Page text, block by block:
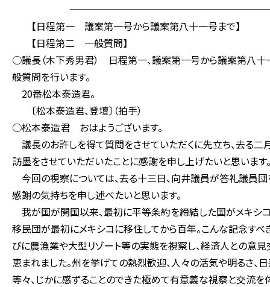
【日程第一 議案第一号から議案第八十一号まで】
【日程第二 一般質問】
○議長（木下秀男君） 日程第一、議案第一号から議案第八十
般質問を行います。
20番松本泰造君。
〔松本泰造君、登壇〕（拍手）
○松本泰造君 おはようございます。
議長のお許しを得て質問をさせていただくに先立ち、去る
訪墨をさせていただいたことに感謝を申し上げたいと思います
今回の視察については、去る十三日、向井議員が答礼議員
感謝の気持ちを申し述べたいと思います。
我が国が開国以来、最初に平等条約を締結した国がメキシ
移民団が最初にメキシコに移住してから百年。こんな記念す
びに農漁業や大型リゾート等の実態を視察し、経済人との意
恵まれました。州を挙げての熱烈歓迎、人々の活気や明るさ、
等々、じかに感ずることのできた極めて有意義な視察と交流